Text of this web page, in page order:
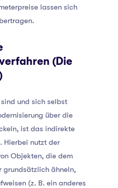
lassen sich
(Die
und sich selbst
über die
ist das indirekte
Hierbei nutzt der
Objekten, die dem
grundsätzlich ähneln,
(z. B. ein anderes